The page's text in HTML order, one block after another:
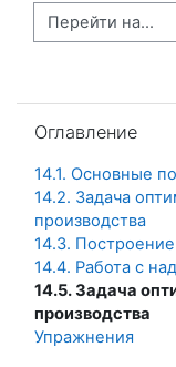
Перейти на...
Оглавление
14.1. Основные
14.2. Задача
производства
14.3.
14.4. Работа с
14.5. Задача
производства
Упражнения